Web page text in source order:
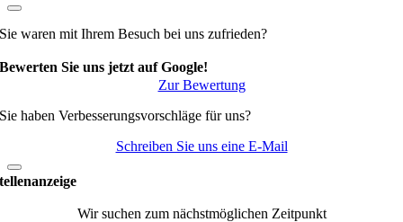
Sie waren mit Ihrem Besuch bei uns zufrieden?
Bewerten Sie uns jetzt auf Google!
Zur Bewertung
Sie haben Verbesserungsvorschläge für uns?
Schreiben Sie uns eine E-Mail
Wir suchen zum nächstmöglichen Zeitpunkt